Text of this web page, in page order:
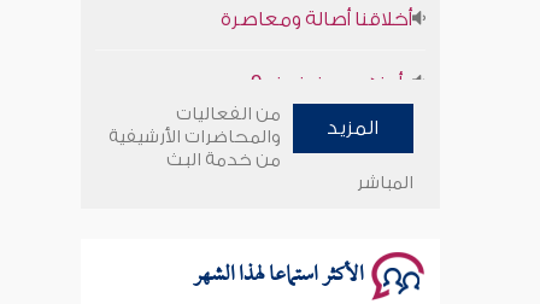
سلسلة محاضرات نفحات رمضانية
1444هـ
المزيد
من الفعاليات
والمحاضرات الأرشيفية
من خدمة البث
المباشر
الأكثر استماعا لهذا الشهر